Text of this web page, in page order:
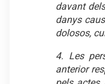
davant
danys
dolosos,
4. Les
anterior